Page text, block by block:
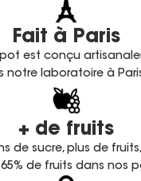
Fait à Paris
est conçu
notre laboratoire à
+ de fruits
de sucre, plus de fruits,
de fruits dans nos